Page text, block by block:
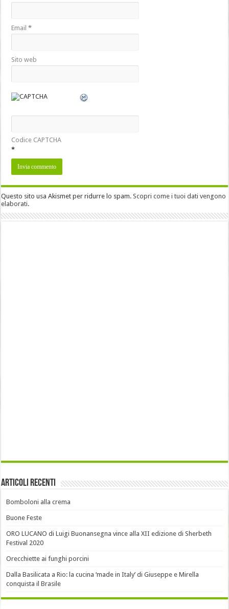
Email*
Sito web
Codice CAPTCHA
*
Questo sito usa Akismet per ridurre lo spam.Scopri come i tuoi dati vengono
elaborati.
Articoli recenti
Bomboloni alla crema
Buone Feste
ORO LUCANO di Luigi Buonansegna vince alla XII edizione di Sherbeth
Festival 2020
Orecchiette ai funghi porcini
Dalla Basilicata a Rio: la cucina ‘made in Italy’ di Giuseppe e Mirella
conquista il Brasile